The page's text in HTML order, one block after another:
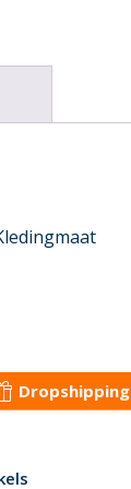
Dropshipping